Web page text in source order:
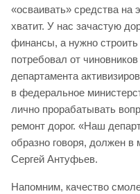
«осваивать» средства на
хватит. У нас зачастую
финансы, а нужно строить
потребовал от
департамента
в федеральное
лично прорабатывать
ремонт дорог. «Наш
образно говоря, должен в
Сергей Антуфьев.
Напомним, качество